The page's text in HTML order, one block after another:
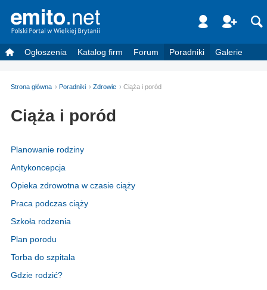
Ogłoszenia Katalog firm Forum Poradniki Galerie
Strona główna Poradniki Zdrowie Ciąża i poród
Ciąża i poród
Planowanie rodziny
Antykoncepcja
Opieka zdrowotna w czasie ciąży
Praca podczas ciąży
Szkoła rodzenia
Plan porodu
Torba do szpitala
Gdzie rodzić?